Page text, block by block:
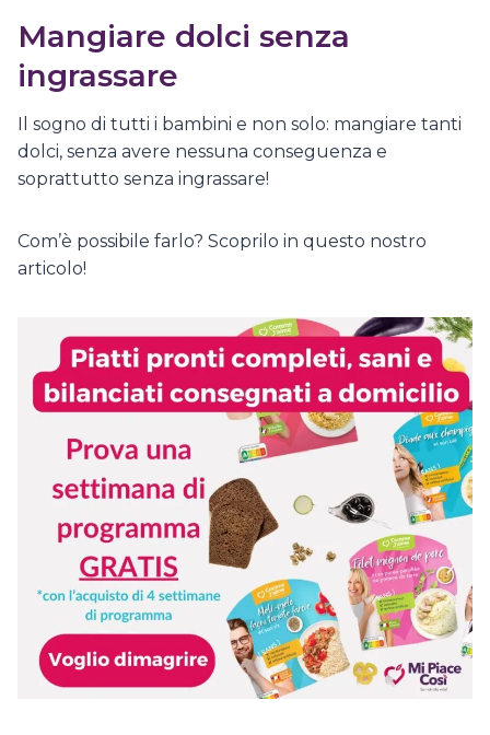
Mangiare dolci senza
ingrassare
Il sogno di tutti i bambini e non solo: mangiare tanti
dolci, senza avere nessuna conseguenza e
soprattutto senza ingrassare!
Com’è possibile farlo? Scoprilo in questo nostro
articolo!